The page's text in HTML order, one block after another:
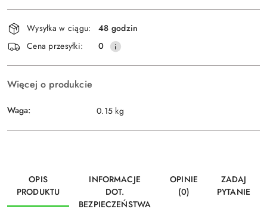
Wyślij
Dostępność
i
dostawa
Wysyłka w ciągu:
48 godzin
Cena przesyłki:
0
Więcej o produkcie
Waga: 0.15 kg
OPIS
PRODUKTU
INFORMACJE
DOT.
BEZPIECZEŃSTWA
OPINIE
(0)
ZADAJ
PYTANIE